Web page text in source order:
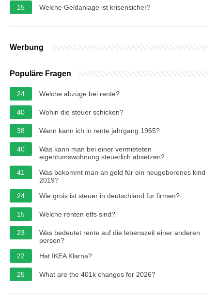
15 Welche Geldanlage ist krisensicher?
Werbung
Populäre Fragen
24 Welche abzüge bei rente?
40 Wohin die steuer schicken?
38 Wann kann ich in rente jahrgang 1965?
40
Was kann man bei einer vermieteten
eigentumswohnung steuerlich absetzen?
41
Was bekommt man an geld für ein neugeborenes kind
2019?
24
Wie grois ist steuer in deutschland fur firmen?
15 Welche renten etfs sind?
23
Was bedeutet rente auf die lebenszeit einer anderen
person?
22
Hat IKEA Klarna?
25 What are the 401k changes for 2026?